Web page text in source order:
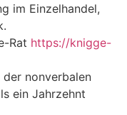
im Einzelhandel,
Rat https://knigge-
der nonverbalen
ein Jahrzehnt